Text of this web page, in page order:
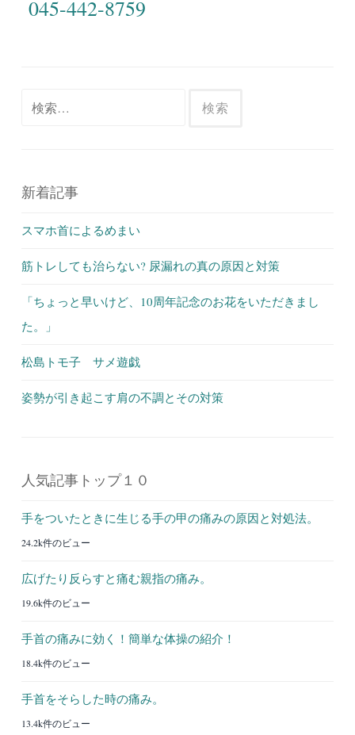
045-442-8759
新着記事
スマホ首によるめまい
筋トレしても治らない? 尿漏れの真の原因と対策
「ちょっと早いけど、10周年記念のお花をいただきまし
た。」
松島トモ子 サメ遊戯
姿勢が引き起こす肩の不調とその対策
人気記事トップ１０
手をついたときに生じる手の甲の痛みの原因と対処法。
24.2k件のビュー
広げたり反らすと痛む親指の痛み。
19.6k件のビュー
手首の痛みに効く！簡単な体操の紹介！
18.4k件のビュー
手首をそらした時の痛み。
13.4k件のビュー